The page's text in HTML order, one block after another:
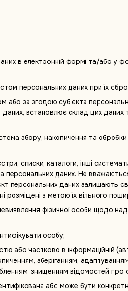
в електронній формі та/або у
персональних даних при їх
або за згодою суб’єкта
встановлює склад цих даних
збору, накопичення та
списки, каталоги, інші
персональних даних. Не
персональних даних залишають
розміщені з метою їх вільного
фізичної особи щодо
особу;
або частково в інформаційній
зберіганням,
знищенням відомостей про
або може бути